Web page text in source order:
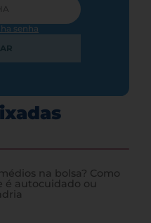
senha
na bolsa? Como
é autocuidado ou